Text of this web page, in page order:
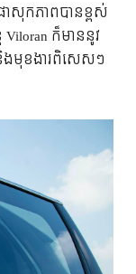
សុកភាព​បាន​ខ្ពស់​
ក៏​មាន​នូវ​
ង​មុខងារ​ពិសេសៗ​